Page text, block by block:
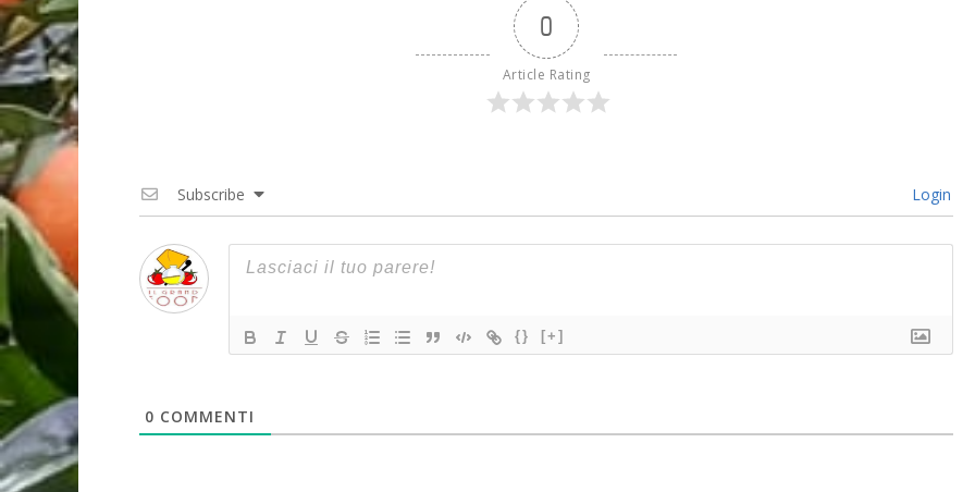
0
Article Rating
Subscribe Login
{} [+]
0 COMMENTI